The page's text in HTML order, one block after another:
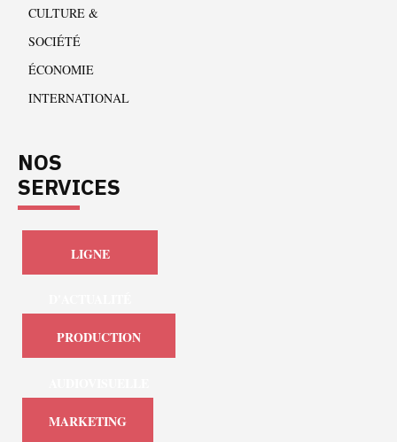
CULTURE &
SOCIÉTÉ
ÉCONOMIE
INTERNATIONAL
NOS
SERVICES
LIGNE
PRODUCTION
MARKETING